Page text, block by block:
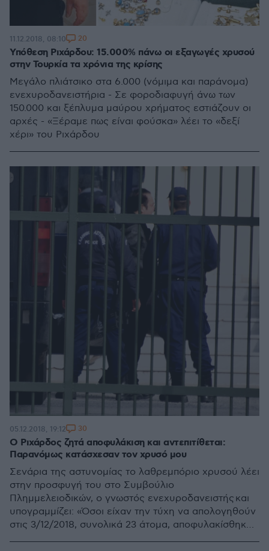
Υπόθεση Ριχάρδου: 15.000% πάνω οι εξαγωγές χρυσού
στην Τουρκία τα χρόνια της κρίσης
Μεγάλο πλιάτσικο στα 6.000 (νόμιμα και παράνομα)
ενεχυροδανειστήρια - Σε φοροδιαφυγή άνω των
150.000 και ξέπλυμα μαύρου χρήματος εστιάζουν οι
αρχές - «Ξέραμε πως είναι φούσκα» λέει το «δεξί
χέρι» του Ριχάρδου
11.12.2018, 08:10 20
Ο Ριχάρδος ζητά αποφυλάκιση και αντεπιτίθεται:
Παρανόμως κατάσχεσαν τον χρυσό μου
Σενάρια της αστυνομίας το λαθρεμπόριο χρυσού λέει
στην προσφυγή του στο Συμβούλιο
Πλημμελειοδικών, ο γνωστός ενεχυροδανειστής και
υπογραμμίζει: «Όσοι είχαν την τύχη να απολογηθούν
στις 3/12/2018, συνολικά 23 άτομα, αποφυλακίσθηκαν
05.12.2018, 19:12 30